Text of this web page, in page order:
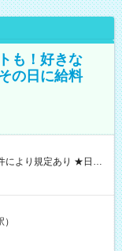
も！好きな
の日に給料
金GET♪ お仕事後はコ
間】試